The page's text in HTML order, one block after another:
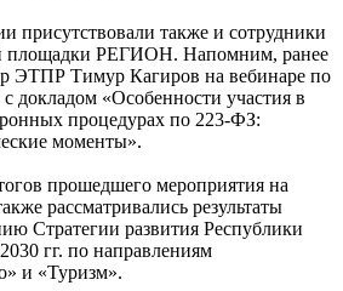
присутствовали также и сотрудники
площадки РЕГИОН. Напомним, ранее
ЭТПР Тимур Кагиров на вебинаре по
докладом «Особенности участия в
процедурах по 223-ФЗ:
моменты».
прошедшего мероприятия на
рассматривались результаты
Стратегии развития Республики
гг. по направлениям
и «Туризм».